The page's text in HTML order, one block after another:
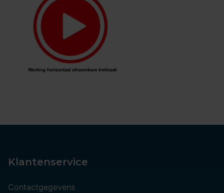
Klantenservice
Contactgegevens